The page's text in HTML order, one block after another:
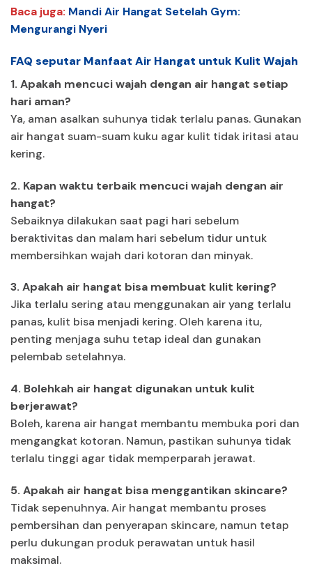
Baca juga: Mandi Air Hangat Setelah Gym:
Mengurangi Nyeri
FAQ seputar Manfaat Air Hangat untuk Kulit Wajah
1. Apakah mencuci wajah dengan air hangat setiap
hari aman?
Ya, aman asalkan suhunya tidak terlalu panas. Gunakan
air hangat suam-suam kuku agar kulit tidak iritasi atau
kering.
2. Kapan waktu terbaik mencuci wajah dengan air
hangat?
Sebaiknya dilakukan saat pagi hari sebelum
beraktivitas dan malam hari sebelum tidur untuk
membersihkan wajah dari kotoran dan minyak.
3. Apakah air hangat bisa membuat kulit kering?
Jika terlalu sering atau menggunakan air yang terlalu
panas, kulit bisa menjadi kering. Oleh karena itu,
penting menjaga suhu tetap ideal dan gunakan
pelembab setelahnya.
4. Bolehkah air hangat digunakan untuk kulit
berjerawat?
Boleh, karena air hangat membantu membuka pori dan
mengangkat kotoran. Namun, pastikan suhunya tidak
terlalu tinggi agar tidak memperparah jerawat.
5. Apakah air hangat bisa menggantikan skincare?
Tidak sepenuhnya. Air hangat membantu proses
pembersihan dan penyerapan skincare, namun tetap
perlu dukungan produk perawatan untuk hasil
maksimal.